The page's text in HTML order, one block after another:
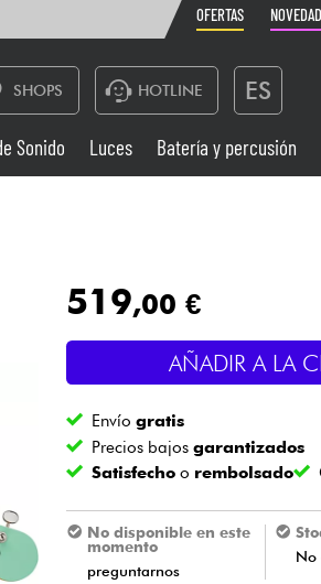
OFERTAS
SHOPS HOTLINE ES
France
Belgique
Nederland
Sistemas de Sonido
Vientos
Cables & Acces.
Sonido Luces Batería y percusión
519,00 €
AÑADIR A LA
Envíogratis
Precios bajosgarantizados
Satisfecho o rembolsado
No disponible en este
momento
preguntarnos
No